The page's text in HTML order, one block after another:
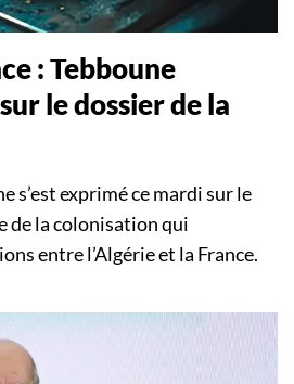
: Tebboune
le dossier de la
s’est exprimé ce mardi sur le
de la colonisation qui
entre l’Algérie et la France.